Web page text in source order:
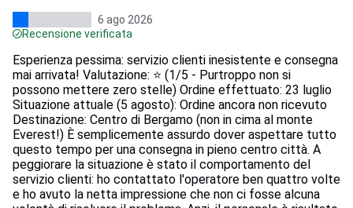
6 ago 2026
Recensione verificata
Esperienza pessima: servizio clienti inesistente e consegna
mai arrivata! Valutazione: ⭐ (1/5 - Purtroppo non si
possono mettere zero stelle) Ordine effettuato: 23 luglio
Situazione attuale (5 agosto): Ordine ancora non ricevuto
Destinazione: Centro di Bergamo (non in cima al monte
Everest!) È semplicemente assurdo dover aspettare tutto
questo tempo per una consegna in pieno centro città. A
peggiorare la situazione è stato il comportamento del
servizio clienti: ho contattato l'operatore ben quattro volte
e ho avuto la netta impressione che non ci fosse alcuna